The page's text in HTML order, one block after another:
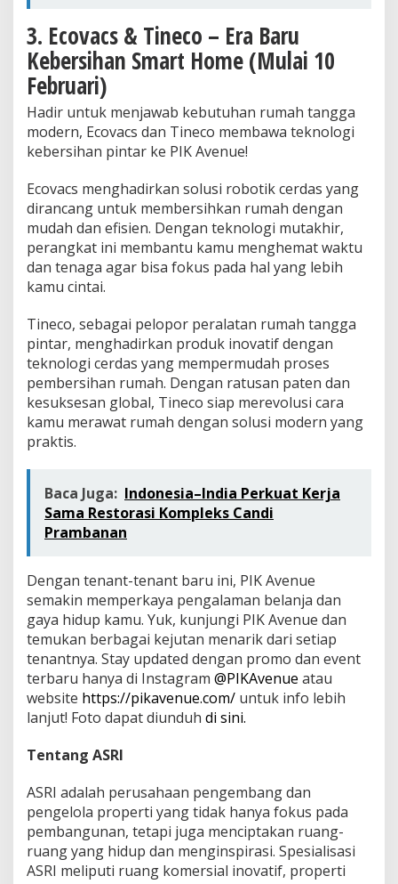
3. Ecovacs & Tineco – Era Baru
Kebersihan Smart Home (Mulai 10
Februari)
Hadir untuk menjawab kebutuhan rumah tangga
modern, Ecovacs dan Tineco membawa teknologi
kebersihan pintar ke PIK Avenue!
Ecovacs menghadirkan solusi robotik cerdas yang
dirancang untuk membersihkan rumah dengan
mudah dan efisien. Dengan teknologi mutakhir,
perangkat ini membantu kamu menghemat waktu
dan tenaga agar bisa fokus pada hal yang lebih
kamu cintai.
Tineco, sebagai pelopor peralatan rumah tangga
pintar, menghadirkan produk inovatif dengan
teknologi cerdas yang mempermudah proses
pembersihan rumah. Dengan ratusan paten dan
kesuksesan global, Tineco siap merevolusi cara
kamu merawat rumah dengan solusi modern yang
praktis.
Baca Juga: Indonesia–India Perkuat Kerja
Sama Restorasi Kompleks Candi
Prambanan
Dengan tenant-tenant baru ini, PIK Avenue
semakin memperkaya pengalaman belanja dan
gaya hidup kamu. Yuk, kunjungi PIK Avenue dan
temukan berbagai kejutan menarik dari setiap
tenantnya. Stay updated dengan promo dan event
terbaru hanya di Instagram @PIKAvenue atau
website https://pikavenue.com/ untuk info lebih
lanjut! Foto dapat diunduh di sini.
Tentang ASRI
ASRI adalah perusahaan pengembang dan
pengelola properti yang tidak hanya fokus pada
pembangunan, tetapi juga menciptakan ruang-
ruang yang hidup dan menginspirasi. Spesialisasi
ASRI meliputi ruang komersial inovatif, properti